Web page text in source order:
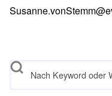
Search